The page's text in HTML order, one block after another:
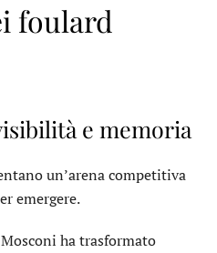
foulard
e memoria
un’arena competitiva
emergere.
ha trasformato